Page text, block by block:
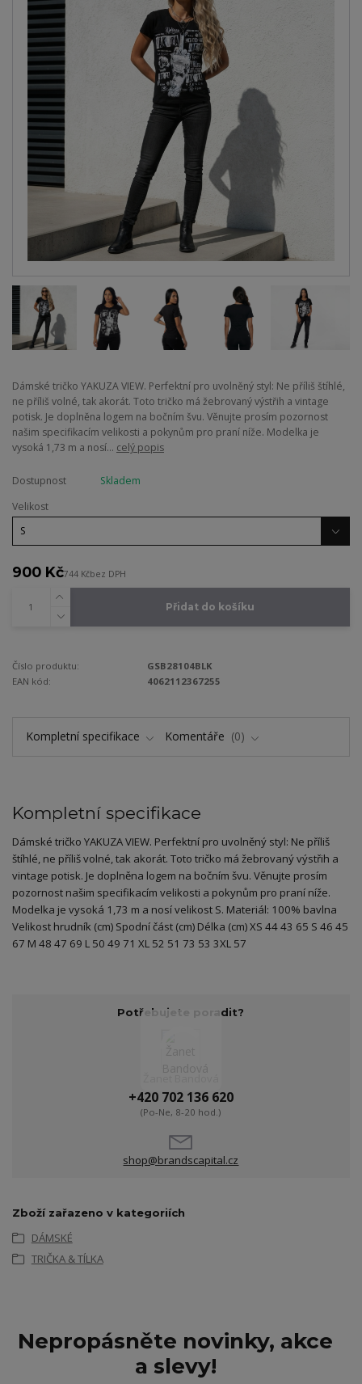
Dámské tričko YAKUZA VIEW. Perfektní pro uvolněný styl: Ne příliš štíhlé,
ne příliš volné, tak akorát. Toto tričko má žebrovaný výstřih a vintage
potisk. Je doplněna logem na bočním švu. Věnujte prosím pozornost
našim specifikacím velikosti a pokynům pro praní níže. Modelka je
vysoká 1,73 m a nosí... celý popis
Dostupnost
Skladem
Velikost
900 Kč744 Kčbez DPH
Přidat do košíku
Číslo produktu:
GSB28104BLK
EAN kód:
4062112367255
Kompletní specifikace Komentáře 0
Kompletní specifikace
Dámské tričko YAKUZA VIEW. Perfektní pro uvolněný styl: Ne příliš
štíhlé, ne příliš volné, tak akorát. Toto tričko má žebrovaný výstřih a
vintage potisk. Je doplněna logem na bočním švu. Věnujte prosím
pozornost našim specifikacím velikosti a pokynům pro praní níže.
Modelka je vysoká 1,73 m a nosí velikost S. Materiál: 100% bavlna
Velikost hrudník (cm) Spodní část (cm) Délka (cm) XS 44 43 65 S 46 45
67 M 48 47 69 L 50 49 71 XL 52 51 73 53 3XL 57
Potřebujete poradit?
+420 702 136 620
(Po-Ne, 8-20 hod.)
shop@brandscapital.cz
Zboží zařazeno v kategoriích
DÁMSKÉ
TRIČKA & TÍLKA
Nepropásněte novinky, akce
a slevy!